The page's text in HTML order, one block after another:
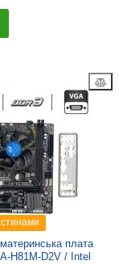
плата
H81M-D2V / Intel